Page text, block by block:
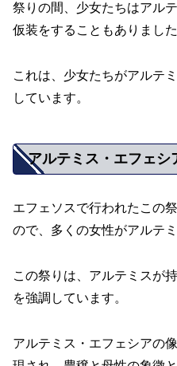
祭りの間、少女たちはアル
仮装をすることもありました
これは、少女たちがアルテ
しています。
アルテミス・エフェシ
エフェソスで行われたこの
ので、多くの女性がアルテ
この祭りは、アルテミスが
を強調しています。
アルテミス・エフェシアの